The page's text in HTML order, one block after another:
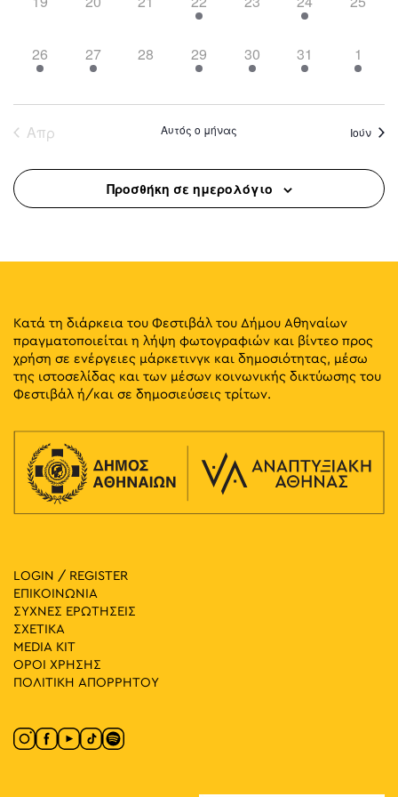
event,
event,
1
event,
26
1
event,
27
0
28
2
events,
29
2
events,
30
2
events,
31
2
events,
1
Απρ Αυτός ο μήνας Ιούν
Προσθήκη σε ημερολόγιο
Κατά τη διάρκεια του Φεστιβάλ του Δήμου Αθηναίων
πραγματοποιείται η λήψη φωτογραφιών και βίντεο προς
χρήση σε ενέργειες μάρκετινγκ και δημοσιότητας, μέσω
της ιστοσελίδας και των μέσων κοινωνικής δικτύωσης του
Φεστιβάλ ή/και σε δημοσιεύσεις τρίτων.
LOGIN / REGISTER
ΕΠΙΚΟΙΝΩΝΙΑ
ΣΥΧΝΕΣ ΕΡΩΤΗΣΕΙΣ
ΣΧΕΤΙΚΑ
MEDIA ΚIT
ΟΡΟΙ ΧΡΗΣΗΣ
ΠΟΛΙΤΙΚΗ ΑΠΟΡΡΗΤΟΥ